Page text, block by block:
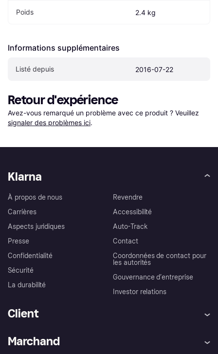
Poids 2.4 kg
Informations supplémentaires
Listé depuis 2016-07-22
Retour d'expérience
Avez-vous remarqué un problème avec ce produit ? Veuillez
signaler des problèmes ici.
Klarna
À propos de nous
Carrières
Aspects juridiques
Presse
Confidentialité
Sécurité
La durabilité
Revendre
Accessibilité
Auto-Track
Contact
Coordonnées de contact pour
les autorités
Gouvernance d’entreprise
Investor relations
Client
Marchand